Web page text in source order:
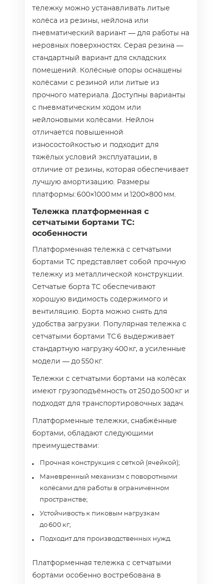
тележку можно устанавливать литые
колёса из резины, нейлона или
пневматический вариант — для работы на
неровных поверхностях. Серая резина —
стандартный вариант для складских
помещений. Колёсные опоры оснащены
колёсами с резиной или литые из
прочного материала. Доступны варианты
с пневматическим ходом или
нейлоновыми колёсами. Нейлон
отличается повышенной
износостойкостью и подходит для
тяжёлых условий эксплуатации, в
отличие от резины, которая обеспечивает
лучшую амортизацию. Размеры
платформы: 600×1000 мм и 1200×800 мм.
Тележка платформенная с
сетчатыми бортами ТС:
особенности
Платформенная тележка с сетчатыми
бортами ТС представляет собой прочную
тележку из металлической конструкции.
Сетчатые борта ТС обеспечивают
хорошую видимость содержимого и
вентиляцию. Борта можно снять для
удобства загрузки. Популярная тележка с
сетчатыми бортами ТС 6 выдерживает
стандартную нагрузку 400 кг, а усиленные
модели — до 550 кг.
Тележки с сетчатыми бортами на колёсах
имеют грузоподъёмность от 250 до 500 кг и
подходят для транспортировочных задач.
Платформенные тележки, снабжённые
бортами, обладают следующими
преимуществами:
Прочная конструкция с сеткой (ячейкой);
Маневренный механизм с поворотными
колёсами для работы в ограниченном
пространстве;
Устойчивость к пиковым нагрузкам
до 600 кг;
Подходит для производственных нужд.
Платформенная тележка с сетчатыми
бортами особенно востребована в